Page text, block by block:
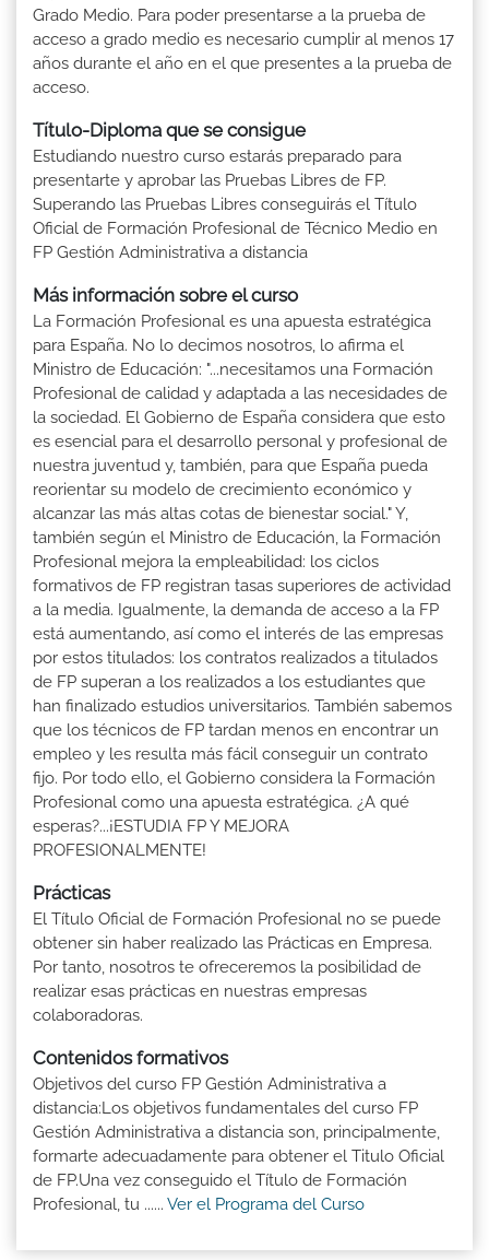
Grado Medio. Para poder presentarse a la prueba de
acceso a grado medio es necesario cumplir al menos 17
años durante el año en el que presentes a la prueba de
acceso.
Título-Diploma que se consigue
Estudiando nuestro curso estarás preparado para
presentarte y aprobar las Pruebas Libres de FP.
Superando las Pruebas Libres conseguirás el Título
Oficial de Formación Profesional de Técnico Medio en
FP Gestión Administrativa a distancia
Más información sobre el curso
La Formación Profesional es una apuesta estratégica
para España. No lo decimos nosotros, lo afirma el
Ministro de Educación: "...necesitamos una Formación
Profesional de calidad y adaptada a las necesidades de
la sociedad. El Gobierno de España considera que esto
es esencial para el desarrollo personal y profesional de
nuestra juventud y, también, para que España pueda
reorientar su modelo de crecimiento económico y
alcanzar las más altas cotas de bienestar social." Y,
también según el Ministro de Educación, la Formación
Profesional mejora la empleabilidad: los ciclos
formativos de FP registran tasas superiores de actividad
a la media. Igualmente, la demanda de acceso a la FP
está aumentando, así como el interés de las empresas
por estos titulados: los contratos realizados a titulados
de FP superan a los realizados a los estudiantes que
han finalizado estudios universitarios. También sabemos
que los técnicos de FP tardan menos en encontrar un
empleo y les resulta más fácil conseguir un contrato
fijo. Por todo ello, el Gobierno considera la Formación
Profesional como una apuesta estratégica. ¿A qué
esperas?...¡ESTUDIA FP Y MEJORA
PROFESIONALMENTE!
Prácticas
El Título Oficial de Formación Profesional no se puede
obtener sin haber realizado las Prácticas en Empresa.
Por tanto, nosotros te ofreceremos la posibilidad de
realizar esas prácticas en nuestras empresas
colaboradoras.
Contenidos formativos
Objetivos del curso FP Gestión Administrativa a
distancia:Los objetivos fundamentales del curso FP
Gestión Administrativa a distancia son, principalmente,
formarte adecuadamente para obtener el Titulo Oficial
de FP.Una vez conseguido el Título de Formación
Profesional, tu ...... Ver el Programa del Curso